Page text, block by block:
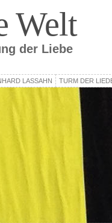
Welt
der Liebe
LASSAHN TURM DER